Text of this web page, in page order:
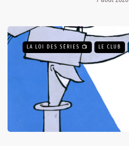
LA LOI DES SÉRIES 📺 LE CLUB